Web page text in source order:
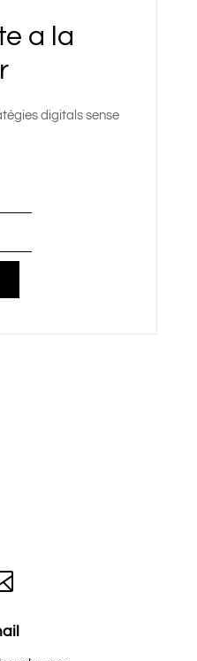
a la
digitals sense